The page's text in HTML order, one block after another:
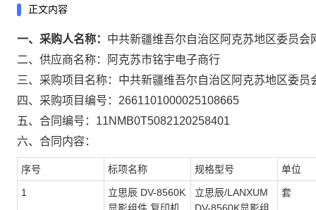
正文内容
一、采购人名称： 中共新疆维吾尔自治区阿克苏地区委员
二、供应商名称：
阿克苏市铭宇电子商行
三、采购项目名称： 中共新疆维吾尔自治区阿克苏地区委
四、采购项目编号： 2661101000025108665
五、合同编号： 11NMB0T5082120258401
六、合同内容：
序号 标项名称 规格型号 单位
1
立思辰 DV-8560K
立思辰/LANXUM
套